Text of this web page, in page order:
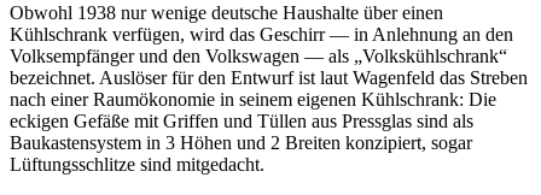
Obwohl 1938 nur wenige deutsche Haushalte über einen
Kühlschrank verfügen, wird das Geschirr — in Anlehnung an den
Volksempfänger und den Volkswagen — als „Volkskühlschrank“
bezeichnet. Auslöser für den Entwurf ist laut Wagenfeld das Streben
nach einer Raumökonomie in seinem eigenen Kühlschrank: Die
eckigen Gefäße mit Griffen und Tüllen aus Pressglas sind als
Baukastensystem in 3 Höhen und 2 Breiten konzipiert, sogar
Lüftungsschlitze sind mitgedacht.